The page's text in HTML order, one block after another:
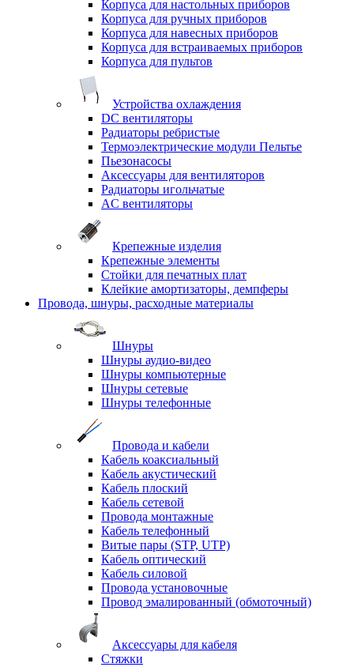
Корпуса для настольных приборов
Корпуса для ручных приборов
Корпуса для навесных приборов
Корпуса для встраиваемых приборов
Корпуса для пультов
Устройства охлаждения
DC вентиляторы
Радиаторы ребристые
Термоэлектрические модули Пельтье
Пьезонасосы
Аксессуары для вентиляторов
Радиаторы игольчатые
AC вентиляторы
Крепежные изделия
Крепежные элементы
Стойки для печатных плат
Клейкие амортизаторы, демпферы
Провода, шнуры, расходные материалы
Шнуры
Шнуры аудио-видео
Шнуры компьютерные
Шнуры сетевые
Шнуры телефонные
Провода и кабели
Кабель коаксиальный
Кабель акустический
Кабель плоский
Кабель сетевой
Провода монтажные
Кабель телефонный
Витые пары (STP, UTP)
Кабель оптический
Кабель силовой
Провода установочные
Провод эмалированный (обмоточный)
Аксессуары для кабеля
Стяжки